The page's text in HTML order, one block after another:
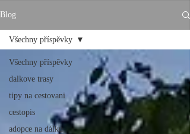
Blog
Všechny příspěvky
dalkove trasy
tipy na cestovani
cestopis
adopce na dálku
Všechny příspěvky